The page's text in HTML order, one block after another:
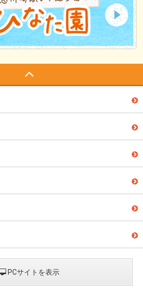
PCサイトを表示